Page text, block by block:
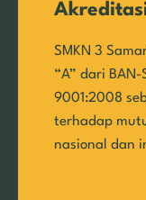
SMKN 3
“A” dari
9001:2008
terhadap
nasional dan